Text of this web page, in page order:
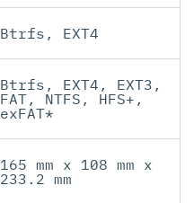
Btrfs, EXT4
Btrfs, EXT4, EXT3,
FAT, NTFS, HFS+,
exFAT*
165 mm x 108 mm x
233.2 mm